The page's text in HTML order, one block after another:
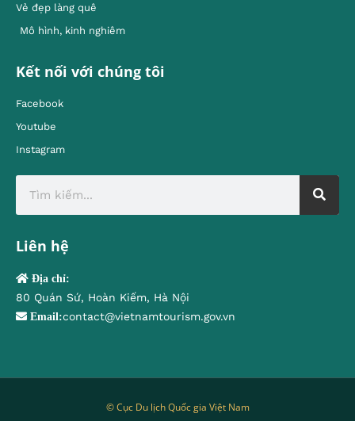
Vẻ đẹp làng quê
Mô hình, kinh nghiêm
Kết nối với chúng tôi
Facebook
Youtube
Instagram
Liên hệ
Địa chỉ:
80 Quán Sứ, Hoàn Kiếm, Hà Nội
Email:contact@vietnamtourism.gov.vn
© Cục Du lịch Quốc gia Việt Nam